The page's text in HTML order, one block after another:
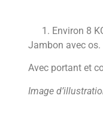
Environ 8
Jambon avec os.
Avec portant et
Image